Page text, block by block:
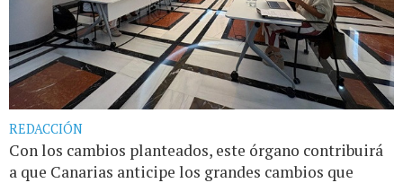
REDACCIÓN
Con los cambios planteados, este órgano contribuirá
a que Canarias anticipe los grandes cambios que